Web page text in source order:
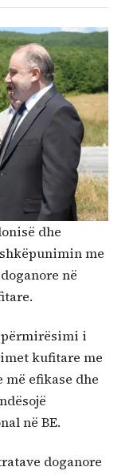
dhe
me
në
përmirësimi i
kufitare me
efikase dhe
në BE.
doganore